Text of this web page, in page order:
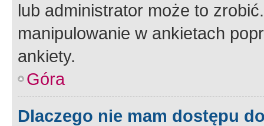
lub administrator może to
manipulowanie w ankietach
ankiety.
Góra
Dlaczego nie mam dostępu